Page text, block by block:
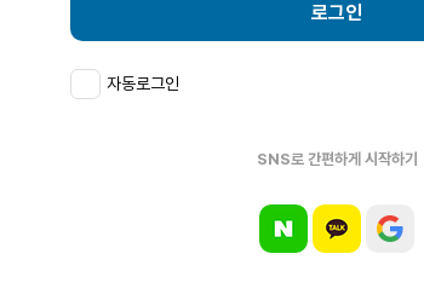
로그인
자동로그인
SNS로 간편하게 시작하기